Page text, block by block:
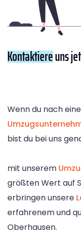
Kontaktiereuns
Wenn du nach
bist du bei uns
mit unserem
größten Wert auf
erbringen unsere
erfahrenem und
Oberhausen.